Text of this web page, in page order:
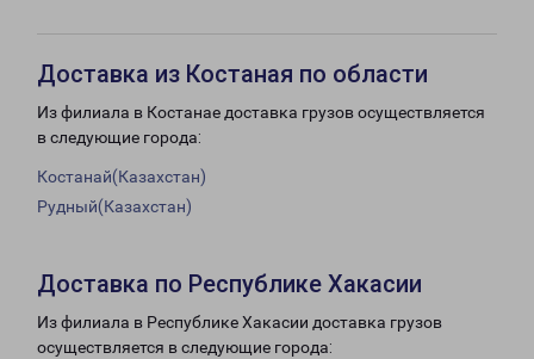
Доставка из Костаная по области
Из филиала в Костанае доставка грузов осуществляется
в следующие города:
Костанай(Казахстан)
Рудный(Казахстан)
Доставка по Республике Хакасии
Из филиала в Республике Хакасии доставка грузов
осуществляется в следующие города: